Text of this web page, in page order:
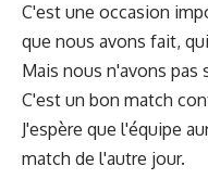
C'est une occasion
que nous avons fait,
Mais nous n'avons pas
C'est un bon match
J'espère que l'équipe
match de l'autre jour.